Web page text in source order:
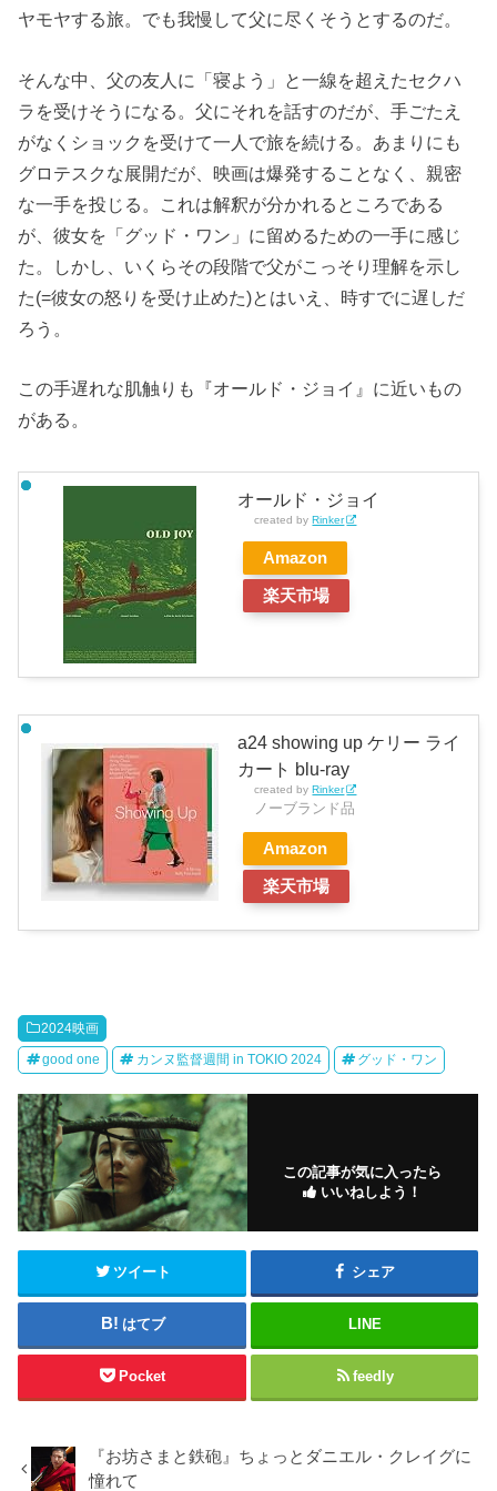
ヤモヤする旅。でも我慢して父に尽くそうとするのだ。
そんな中、父の友人に「寝よう」と一線を超えたセクハ
ラを受けそうになる。父にそれを話すのだが、手ごたえ
がなくショックを受けて一人で旅を続ける。あまりにも
グロテスクな展開だが、映画は爆発することなく、親密
な一手を投じる。これは解釈が分かれるところである
が、彼女を「グッド・ワン」に留めるための一手に感じ
た。しかし、いくらその段階で父がこっそり理解を示し
た(=彼女の怒りを受け止めた)とはいえ、時すでに遅しだ
ろう。
この手遅れな肌触りも『オールド・ジョイ』に近いもの
がある。
オールド・ジョイ
created byRinker
Amazon
楽天市場
a24 showing up ケリー ライ
カート blu-ray
created byRinker
ノーブランド品
Amazon
楽天市場
2024映画
good one カンヌ監督週間 in TOKIO 2024 グッド・ワン
この記事が気に入ったら
いいねしよう！
ツイート シェア
はてブ LINE
Pocket feedly
『お坊さまと鉄砲』ちょっとダニエル・クレイグに
憧れて